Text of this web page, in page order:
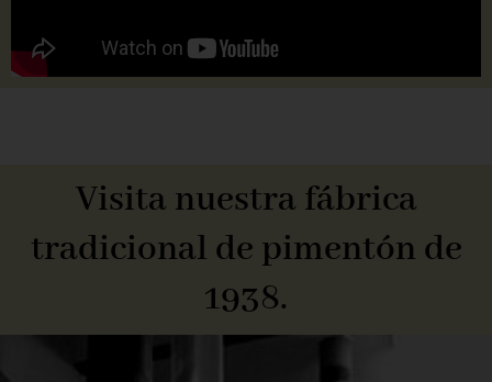
Visita nuestra fábrica
tradicional de pimentón de
1938.